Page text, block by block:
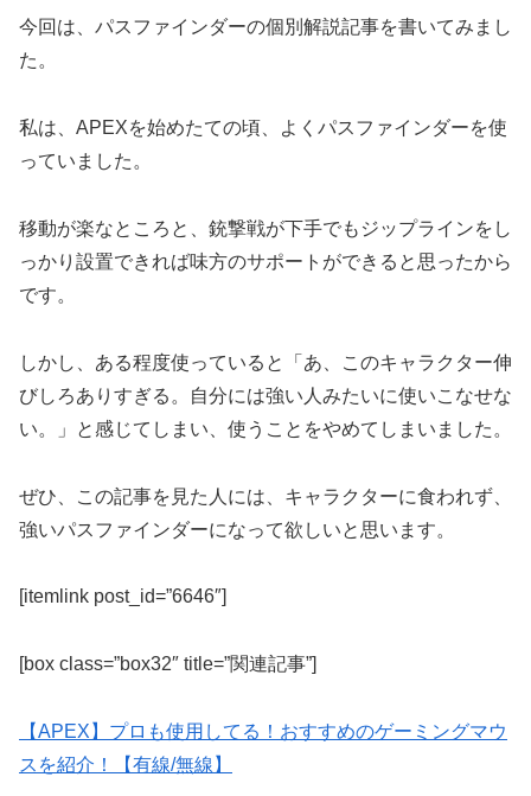
今回は、パスファインダーの個別解説記事を書いてみまし
た。
私は、APEXを始めたての頃、よくパスファインダーを使
っていました。
移動が楽なところと、銃撃戦が下手でもジップラインをし
っかり設置できれば味方のサポートができると思ったから
です。
しかし、ある程度使っていると「あ、このキャラクター伸
びしろありすぎる。自分には強い人みたいに使いこなせな
い。」と感じてしまい、使うことをやめてしまいました。
ぜひ、この記事を見た人には、キャラクターに食われず、
強いパスファインダーになって欲しいと思います。
[itemlink post_id=”6646″]
[box class=”box32″ title=”関連記事”]
【APEX】プロも使用してる！おすすめのゲーミングマウ
スを紹介！【有線/無線】